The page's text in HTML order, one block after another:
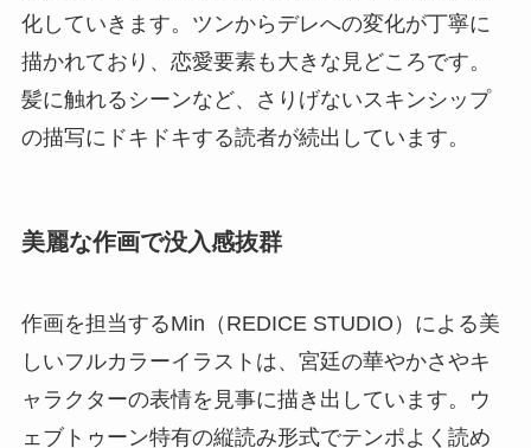
化していきます。ツンからデレへの変化が丁寧に
描かれており、恋愛要素も大きな見どころです。
髪に触れるシーンなど、さりげないスキンシップ
の描写にドキドキする読者が続出しています。
美麗な作画で没入感抜群
作画を担当するMin（REDICE STUDIO）による美
しいフルカラーイラストは、宮廷の華やかさやキ
ャラクターの表情を見事に描き出しています。ウ
ェブトゥーン特有の縦読み形式でテンポよく読め